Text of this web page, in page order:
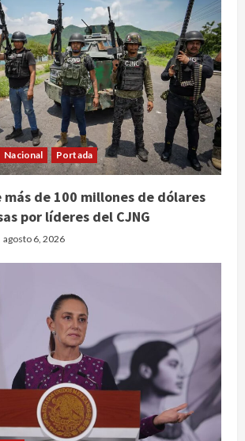
Nacional Portada
más de 100 millones de dólares
por líderes del CJNG
agosto 6, 2026